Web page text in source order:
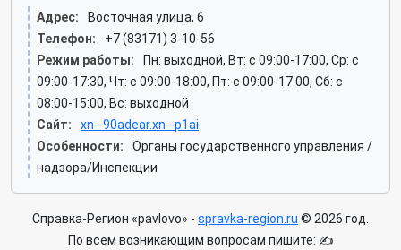
Адрес:
Восточная улица, 6
Телефон:
+7 (83171) 3-10-56
Режим работы:
Пн: выходной, Вт: c 09:00-17:00, Ср: c
09:00-17:30, Чт: c 09:00-18:00, Пт: c 09:00-17:00, Сб: c
08:00-15:00, Вс: выходной
Сайт:
xn--90adear.xn--p1ai
Особенности:
Органы государственного управления /
надзора/Инспекции
Справка-Регион «pavlovo» - spravka-region.ru © 2026 год.
По всем возникающим вопросам пишите: ✍